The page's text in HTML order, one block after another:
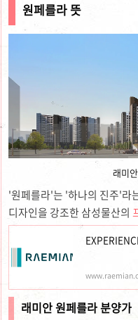
원페를라 뜻
래미
'원페를라'는 '하나의 진주'라
디자인을 강조한 삼성물산의
래미안 원페를라 분양가